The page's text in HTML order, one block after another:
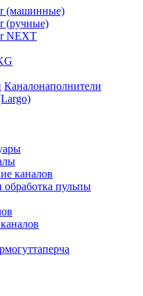
(машинные)
(ручные)
NEXT
Каналонаполнители
каналов
обработка пульпы